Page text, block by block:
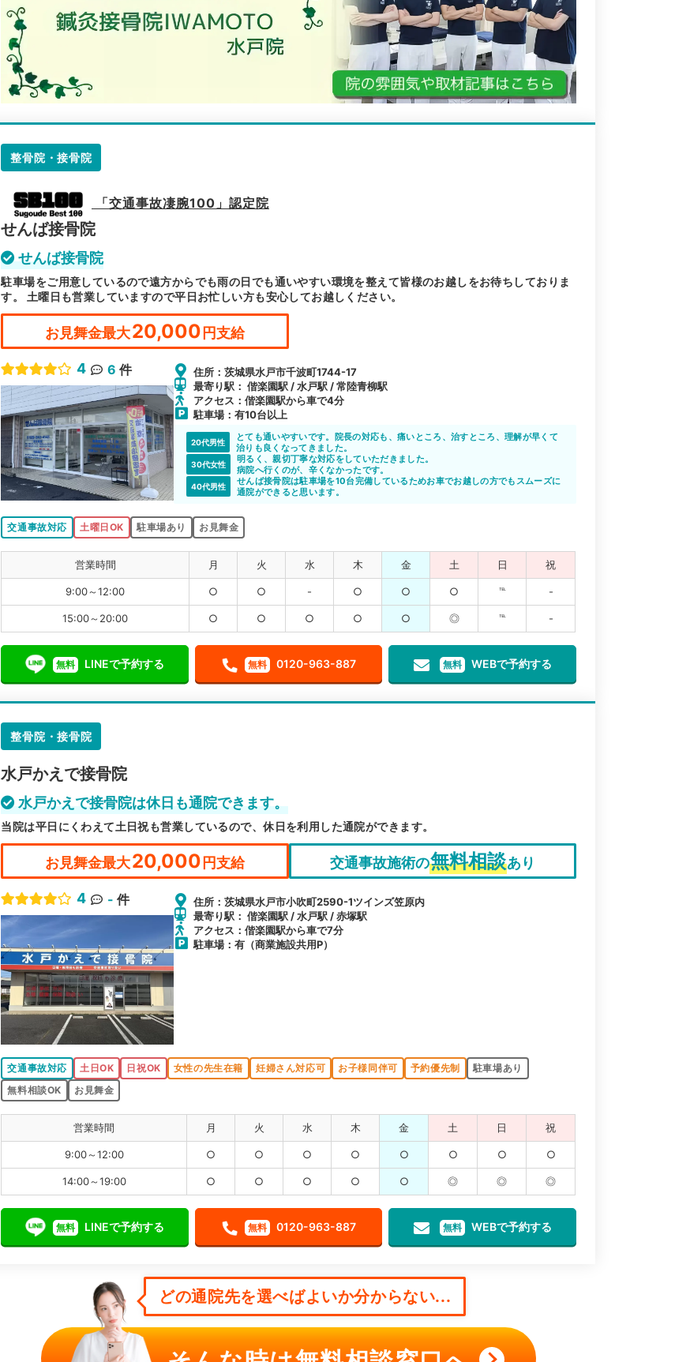
整骨院・接骨院
「交通事故凄腕100」認定院
せんば接骨院
せんば接骨院
駐車場をご用意しているので遠方からでも雨の日でも通いやすい環境を整えて皆様のお越しをお待ちしておりま
す。 土曜日も営業していますので平日お忙しい方も安心してお越しください。
お見舞金最大20,000 円支給
4 6 件
住所：茨城県水戸市千波町1744-17
最寄り駅： 偕楽園駅 / 水戸駅 / 常陸青柳駅
アクセス：偕楽園駅から車で4分
駐車場：有10台以上
20代男性
とても通いやすいです。院長の対応も、痛いところ、治すところ、理解が早くて
治りも良くなってきました。
30代女性
明るく、親切丁寧な対応をしていただきました。
病院へ行くのが、辛くなかったです。
40代男性
せんば接骨院は駐車場を10台完備しているためお車でお越しの方でもスムーズに
通院ができると思います。
交通事故対応 土曜日OK 駐車場あり お見舞金
営業時間 月 火 水 木 金 土 日 祝
9:00～12:00 ○ ○ - ○ ○ ○ ℡ -
15:00～20:00 ○ ○ ○ ○ ○ ◎ ℡ -
無料 LINEで予約する 無料 0120-963-887 無料 WEBで予約する
整骨院・接骨院
水戸かえで接骨院
水戸かえで接骨院は休日も通院できます。
当院は平日にくわえて土日祝も営業しているので、休日を利用した通院ができます。
お見舞金最大20,000 円支給 交通事故施術の無料相談あり
4 - 件
住所：茨城県水戸市小吹町2590-1ツインズ笠原内
最寄り駅： 偕楽園駅 / 水戸駅 / 赤塚駅
アクセス：偕楽園駅から車で7分
駐車場：有（商業施設共用P）
交通事故対応 土日OK 日祝OK 女性の先生在籍 妊婦さん対応可 お子様同伴可 予約優先制
駐車場あり
無料相談OK
お見舞金
営業時間 月 火 水 木 金 土 日 祝
9:00～12:00 ○ ○ ○ ○ ○ ○ ○ ○
14:00～19:00 ○ ○ ○ ○ ○ ◎ ◎ ◎
無料 LINEで予約する 無料 0120-963-887 無料 WEBで予約する
どの通院先を選べばよいか分からない...